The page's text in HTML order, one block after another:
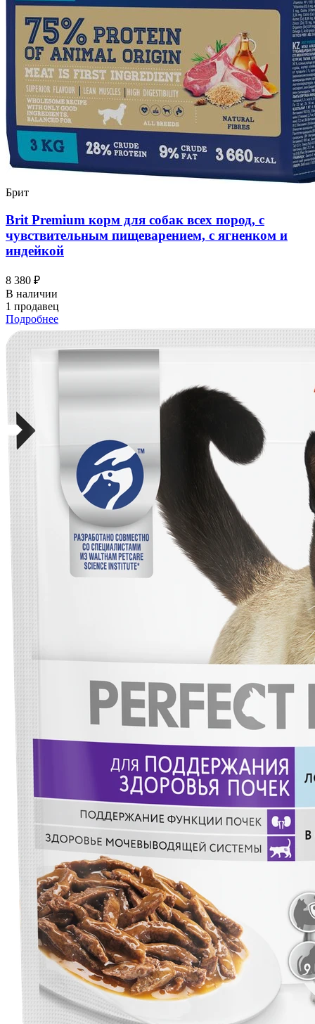
Брит
Brit Premium корм для собак всех пород, с
чувствительным пищеварением, с ягненком и
индейкой
8 380 ₽
В наличии
1 продавец
Подробнее